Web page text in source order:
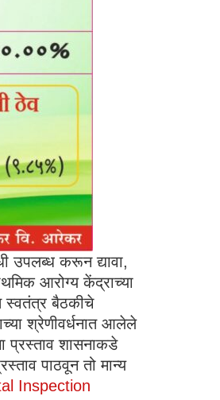
उपलब्ध करून द्यावा,
आरोग्य केंद्राच्या
स्वतंत्र बैठकीचे
श्रेणीवर्धनात आलेले
प्रस्ताव शासनाकडे
पाठवून तो मान्य
Inspection